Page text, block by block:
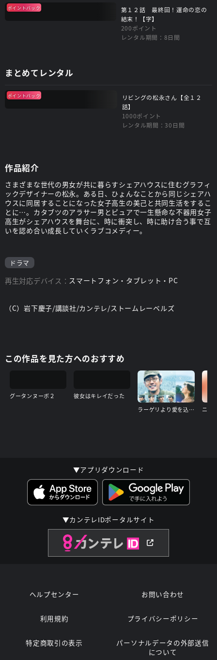
ポイントバック
第１２話 最終回！運命の恋の
結末！【字】
200ポイント
レンタル期間：8日間
まとめてレンタル
ポイントバック
リビングの松永さん【全１２
話】
1000ポイント
レンタル期間：30日間
作品紹介
さまざまな世代の男女が共に暮らすシェアハウスに住むグラフィ
ックデザイナーの松永。ある日、ひょんなことから同じシェアハ
ウスに同居することになった女子高生の美己と共同生活をするこ
とに…。カタブツのアラサー男とピュアで一生懸命な不器用女子
高生がシェアハウスを舞台に、時に衝突し、時に助け合う事で互
いを認め合い成長していくラブコメディー。
ドラマ
再生対応デバイス： スマートフォン・タブレット・PC
（C）岩下慶子/講談社/カンテレ/ストームレーベルズ
この作品を見た方へのおすすめ
グータンヌーボ２
彼女はキレイだった
ラーゲリより愛を込めて
ニセ
▼アプリダウンロード
▼カンテレIDポータルサイト
ヘルプセンター お問い合わせ
利用規約 プライバシーポリシー
特定商取引の表示
パーソナルデータの外部送信
について